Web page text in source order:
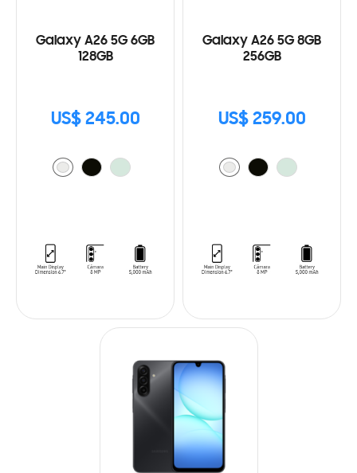
Galaxy A26 5G 6GB
128GB
US$ 245.00
Galaxy A26 5G 8GB
256GB
US$ 259.00